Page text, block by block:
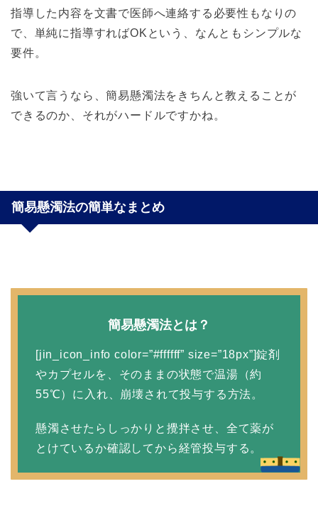
指導した内容を文書で医師へ連絡する必要性もなりの
で、単純に指導すればOKという、なんともシンプルな
要件。
強いて言うなら、簡易懸濁法をきちんと教えることが
できるのか、それがハードルですかね。
簡易懸濁法の簡単なまとめ
簡易懸濁法とは？
[jin_icon_info color=”#ffffff” size=”18px”]錠剤
やカプセルを、そのままの状態で温湯（約
55℃）に入れ、崩壊されて投与する方法。
懸濁させたらしっかりと攪拌させ、全て薬が
とけているか確認してから経管投与する。